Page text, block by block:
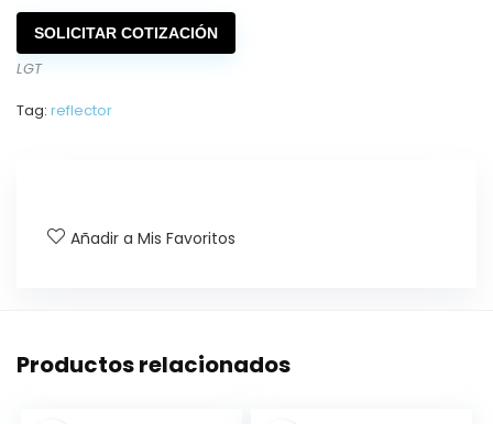
SOLICITAR COTIZACIÓN
LGT
Tag: reflector
Añadir a Mis Favoritos
Productos relacionados